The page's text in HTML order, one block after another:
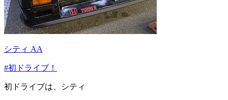
シティ AA
#初ドライブ！
初ドライブは、シティ